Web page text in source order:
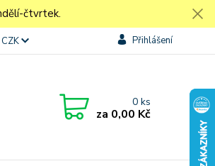
čtvrtek.
CZK Přihlášení
0ks
za 0,00 Kč